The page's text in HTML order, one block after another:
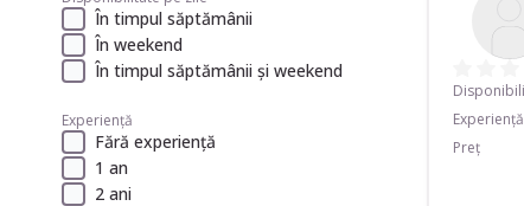
În timpul săptămânii
În weekend
În timpul săptămânii și weekend
Experiență
Fără experiență
1 an
2 ani
Experiență
Preț